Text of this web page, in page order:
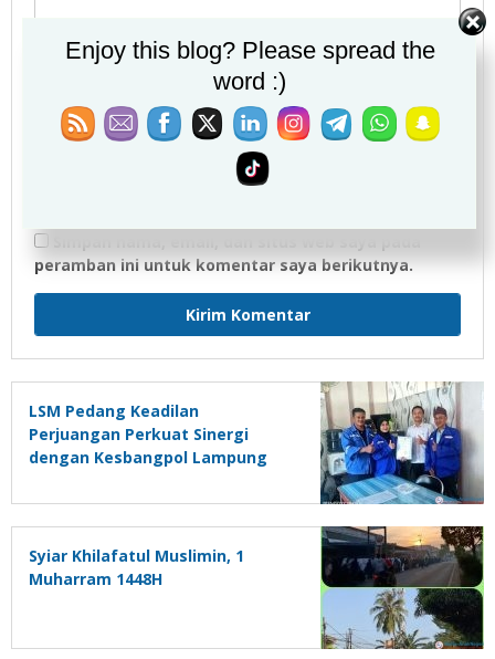
peramban ini untuk komentar saya berikutnya.
LSM Pedang Keadilan
Perjuangan Perkuat Sinergi
dengan Kesbangpol Lampung
Syiar Khilafatul Muslimin, 1
Muharram 1448H
Enjoy this blog? Please spread the
word :)